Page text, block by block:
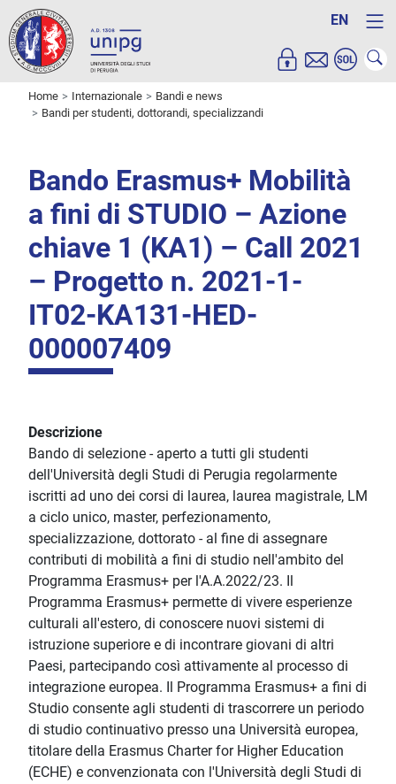
EN
Home Internazionale
Bandi e news
Bandi per studenti, dottorandi, specializzandi
Bando Erasmus+ Mobilità
a fini di STUDIO – Azione
chiave 1 (KA1) – Call 2021
– Progetto n. 2021-1-
IT02-KA131-HED-
000007409
Descrizione
Bando di selezione - aperto a tutti gli studenti
dell'Università degli Studi di Perugia regolarmente
iscritti ad uno dei corsi di laurea, laurea magistrale, LM
a ciclo unico, master, perfezionamento,
specializzazione, dottorato - al fine di assegnare
contributi di mobilità a fini di studio nell'ambito del
Programma Erasmus+ per l'A.A.2022/23. Il
Programma Erasmus+ permette di vivere esperienze
culturali all'estero, di conoscere nuovi sistemi di
istruzione superiore e di incontrare giovani di altri
Paesi, partecipando così attivamente al processo di
integrazione europea. Il Programma Erasmus+ a fini di
Studio consente agli studenti di trascorrere un periodo
di studio continuativo presso una Università europea,
titolare della Erasmus Charter for Higher Education
(ECHE) e convenzionata con l'Università degli Studi di